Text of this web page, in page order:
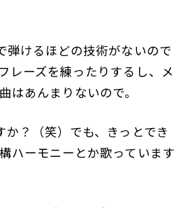
弾けるほどの技術がないので
レーズを練ったりするし、メ
はあんまりないので。
か？（笑）でも、きっとでき
ハーモニーとか歌っています